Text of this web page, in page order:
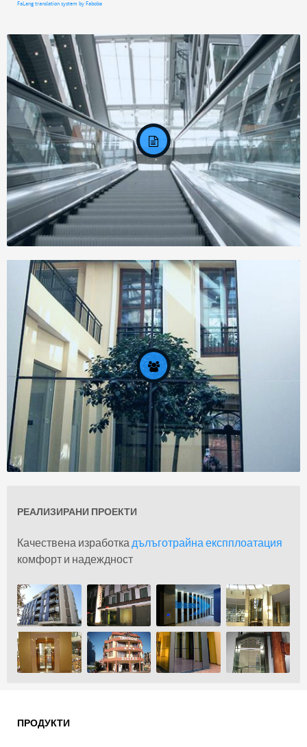
FaLang translation system by Faboba
Задание
РЕАЛИЗИРАНИ ПРОЕКТИ
Качествена изработкадълъготрайна експплоатация
комфорт и надеждност
ПРОДУКТИ